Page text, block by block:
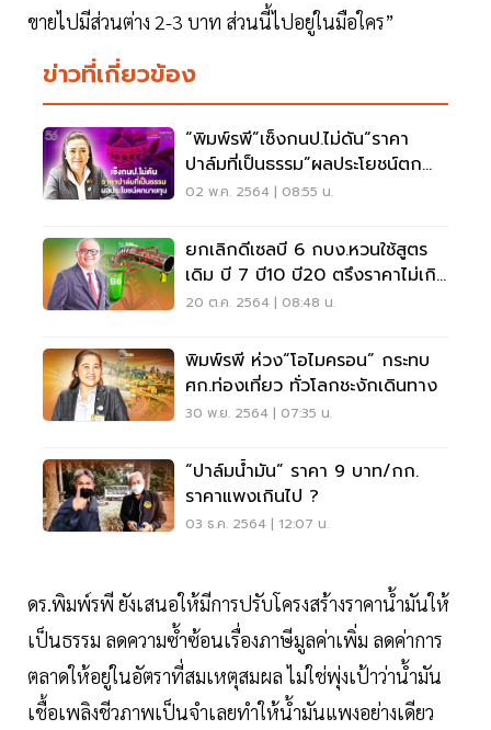
ขายไปมีส่วนต่าง 2-3 บาท ส่วนนี้ไปอยู่ในมือใคร”
ข่าวที่เกี่ยวข้อง
“พิมพ์รพี”เซ็งกนป.ไม่ดัน“ราคา
ปาล์มที่เป็นธรรม”ผลประโยชน์ตก
นายทุน
02 พ.ค. 2564 | 08:55 น.
ยกเลิกดีเซลบี 6 กบง.หวนใช้สูตร
เดิม บี 7 บี10 บี20 ตรึงราคาไม่เกิน
30 บ./ล.
20 ต.ค. 2564 | 08:48 น.
พิมพ์รพี ห่วง“โอไมครอน” กระทบ
ศก.ท่องเที่ยว ทั่วโลกชะงักเดินทาง
30 พ.ย. 2564 | 07:35 น.
“ปาล์มน้ำมัน” ราคา 9 บาท/กก.
ราคาแพงเกินไป ?
03 ธ.ค. 2564 | 12:07 น.
ดร.พิมพ์รพี ยังเสนอให้มีการปรับโครงสร้างราคาน้ำมันให้
เป็นธรรม ลดความซ้ำซ้อนเรื่องภาษีมูลค่าเพิ่ม ลดค่าการ
ตลาดให้อยู่ในอัตราที่สมเหตุสมผล ไม่ใช่พุ่งเป้าว่าน้ำมัน
เชื้อเพลิงชีวภาพเป็นจำเลยทำให้น้ำมันแพงอย่างเดียว